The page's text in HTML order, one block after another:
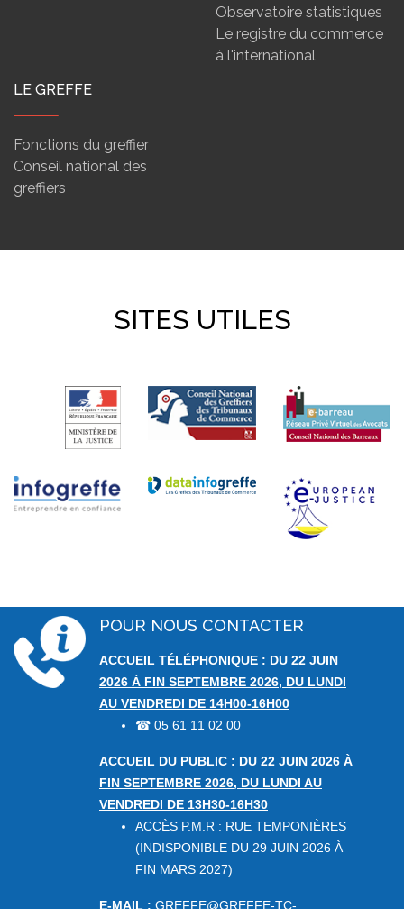
Observatoire statistiques
Le registre du commerce
à l'international
LE GREFFE
Fonctions du greffier
Conseil national des
greffiers
SITES UTILES
POUR NOUS CONTACTER
ACCUEIL TÉLÉPHONIQUE : DU 22 JUIN
2026 À FIN SEPTEMBRE 2026, DU LUNDI
AU VENDREDI DE 14H00-16H00
☎ 05 61 11 02 00
ACCUEIL DU PUBLIC : DU 22 JUIN 2026 À
FIN SEPTEMBRE 2026, DU LUNDI AU
VENDREDI DE 13H30-16H30
ACCÈS P.M.R : RUE TEMPONIÈRES
(INDISPONIBLE DU 29 JUIN 2026 À
FIN MARS 2027)
E-MAIL : GREFFE@GREFFE-TC-